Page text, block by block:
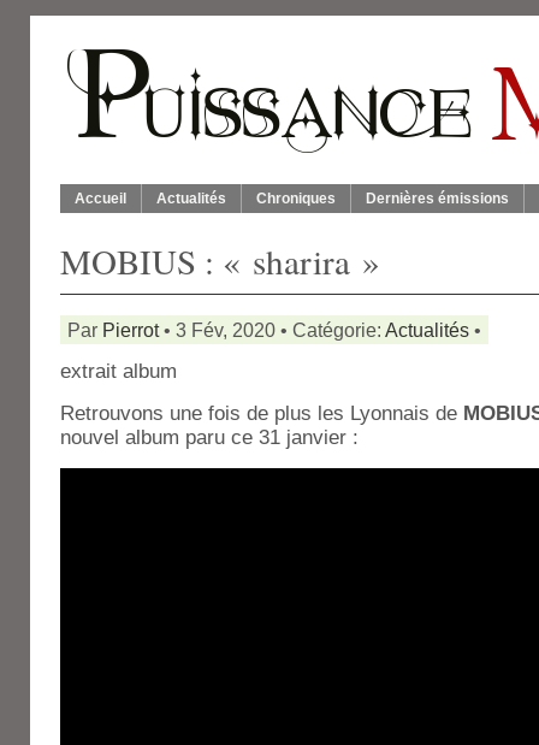
Accueil Actualités Chroniques Dernières émissions
MOBIUS : « sharira »
Par Pierrot• 3 Fév, 2020 • Catégorie: Actualités •
extrait album
Retrouvons une fois de plus les Lyonnais de
nouvel album paru ce 31 janvier :